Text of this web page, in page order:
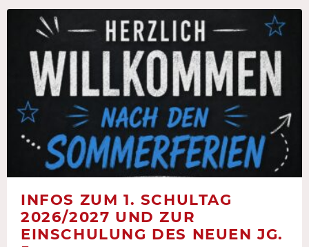
INFOS ZUM 1. SCHULTAG
2026/2027 UND ZUR
EINSCHULUNG DES NEUEN JG.